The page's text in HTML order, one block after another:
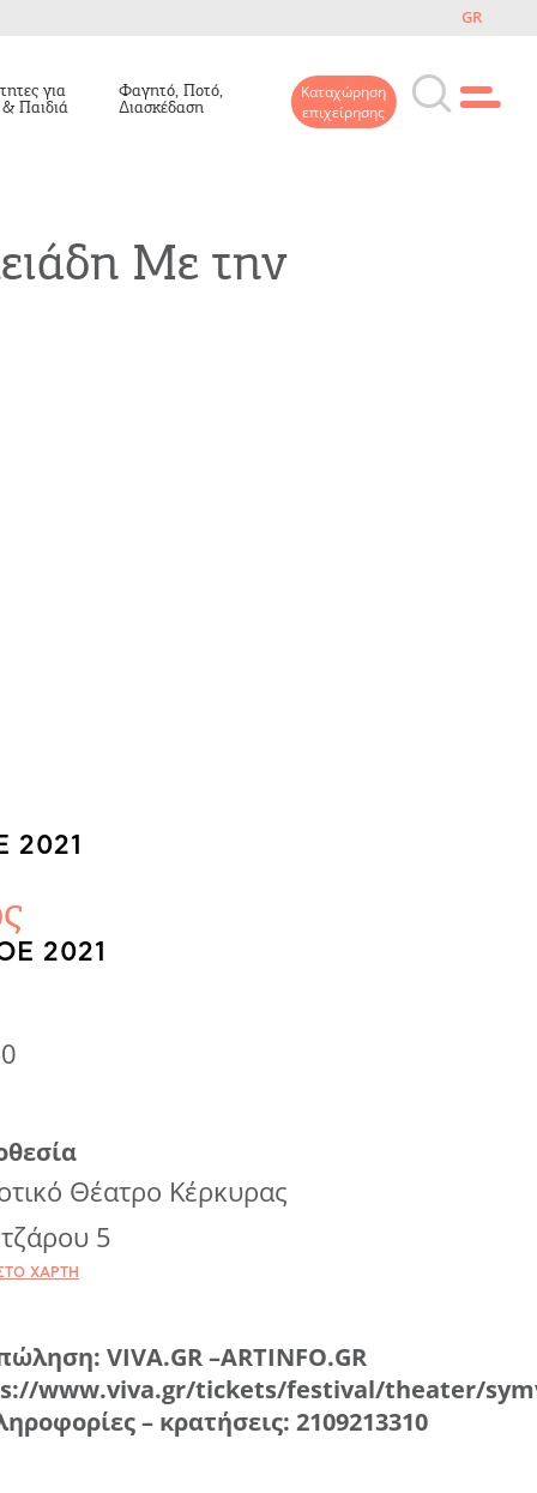
GR
για
Παιδιά
Φαγητό, Ποτό,
Διασκέδαση
Καταχώρηση
επιχείρησης
Με την
2021
2021
Θέατρο Κέρκυρας
5
ΧΆΡΤΗ
VIVA.GR –ARTINFO.GR
www.viva.gr/tickets/festival/theater/
– κρατήσεις: 2109213310